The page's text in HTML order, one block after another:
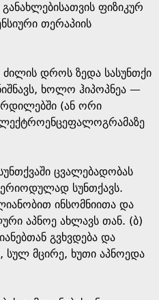
ფიზიკურ
თერაპიის
ძილის დროს ზედა სასუნთქი
ხოლო ჰიპოპნეა —
(ან ორი
ცვალებადობას
სუნთქავს.
ინსომნიითა და
აპნოე ახლავს თან. (ბ)
გვხვდება და
სულ მცირე, ხუთი აპნოედა